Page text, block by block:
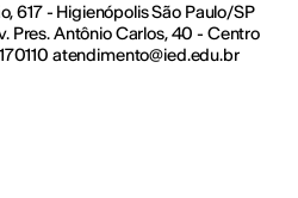
617 - Higienópolis São Paulo/SP
Pres. Antônio Carlos, 40 - Centro
atendimento@ied.edu.br